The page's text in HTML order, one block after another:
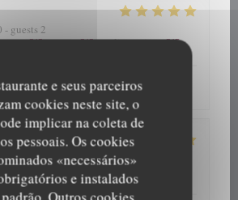
e seus parceiros
cookies neste site, o
implicar na coleta de
pessoais. Os cookies
«necessários»
e instalados
- guests 2
:5/5 menu:5/5 quality_price:5/5
au top
- guests 4
5/5 menu 5/5 quality_price